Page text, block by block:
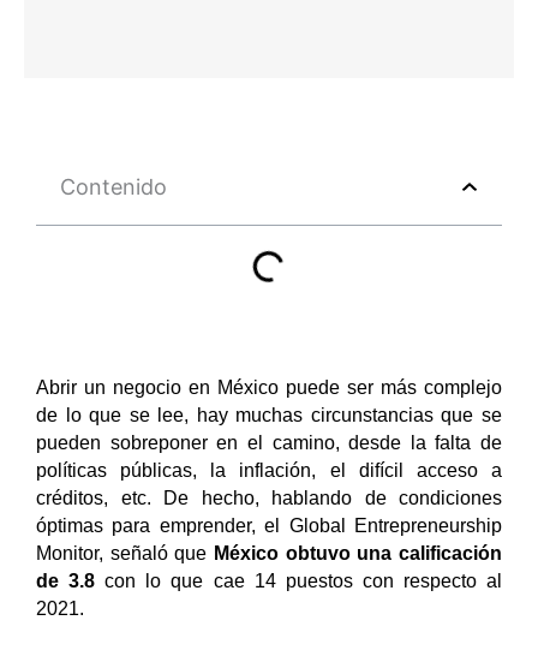
Contenido
Abrir un negocio en México puede ser más complejo
de lo que se lee, hay muchas circunstancias que se
pueden sobreponer en el camino, desde la falta de
políticas públicas, la inflación, el difícil acceso a
créditos, etc. De hecho, hablando de condiciones
óptimas para emprender, el Global Entrepreneurship
Monitor, señaló que México obtuvo una calificación
de 3.8con lo que cae 14 puestos con respecto al
2021.